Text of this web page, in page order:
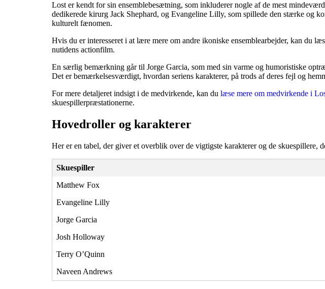
Lost er kendt for sin ensemblebesætning, som inkluderer nogle af de mest
dedikerede kirurg Jack Shephard, og Evangeline Lilly, som spillede den stærke og
kulturelt fænomen.
Hvis du er interesseret i at lære mere om andre ikoniske ensemblearbejder, kan du
nutidens actionfilm.
En særlig bemærkning går til Jorge Garcia, som med sin varme og humoristiske
Det er bemærkelsesværdigt, hvordan seriens karakterer, på trods af deres fejl og
For mere detaljeret indsigt i de medvirkende, kan du læse mere om medvirkende i
skuespillerpræstationerne.
Hovedroller og karakterer
Her er en tabel, der giver et overblik over de vigtigste karakterer og de skuespillere,
Skuespiller
Matthew Fox
Evangeline Lilly
Jorge Garcia
Josh Holloway
Terry O’Quinn
Naveen Andrews